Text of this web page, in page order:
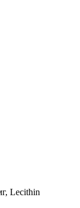
Lecithin